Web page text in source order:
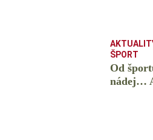
ŠPORT
Od
nádej…